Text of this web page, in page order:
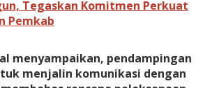
Tegaskan Komitmen Perkuat
Pemkab
menyampaikan, pendampingan
menjalin komunikasi dengan